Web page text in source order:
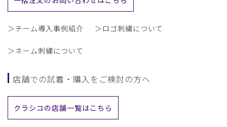
＞チーム導入事例紹介 ＞ロゴ刺繍について
＞ネーム刺繍について
店舗での試着・購入をご検討の方へ
クラシコの店舗一覧はこちら